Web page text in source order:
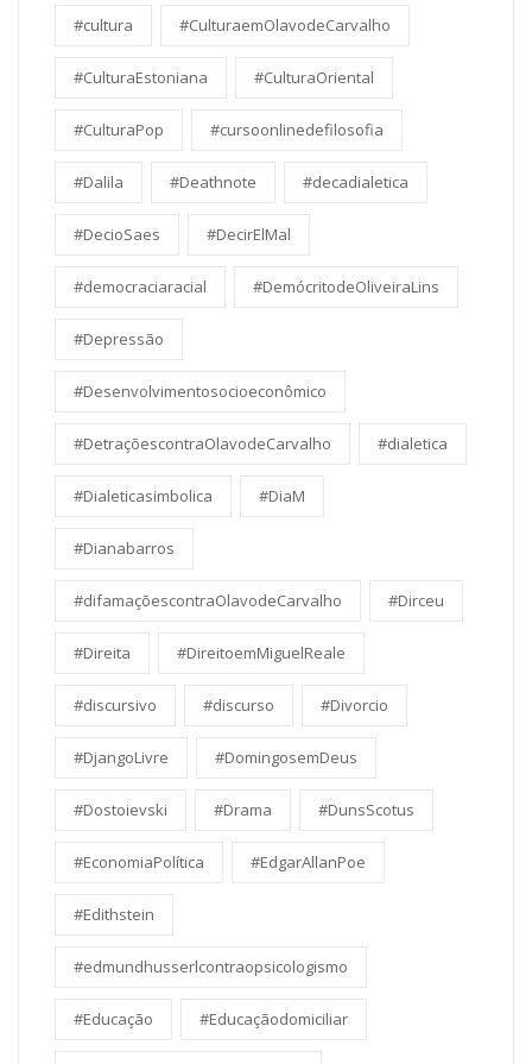
#cultura #CulturaemOlavodeCarvalho
#CulturaEstoniana #CulturaOriental
#CulturaPop #cursoonlinedefilosofia
#Dalila #Deathnote #decadialetica
#DecioSaes #DecirElMal
#democraciaracial #DemócritodeOliveiraLins
#Depressão
#Desenvolvimentosocioeconômico
#DetraçõescontraOlavodeCarvalho #dialetica
#Dialeticasimbolica #DiaM
#Dianabarros
#difamaçõescontraOlavodeCarvalho #Dirceu
#Direita #DireitoemMiguelReale
#discursivo #discurso #Divorcio
#DjangoLivre #DomingosemDeus
#Dostoievski #Drama #DunsScotus
#EconomiaPolítica #EdgarAllanPoe
#Edithstein
#edmundhusserlcontraopsicologismo
#Educação #Educaçãodomiciliar